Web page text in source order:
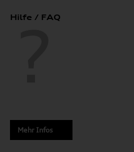
Hilfe / FAQ
Mehr Infos